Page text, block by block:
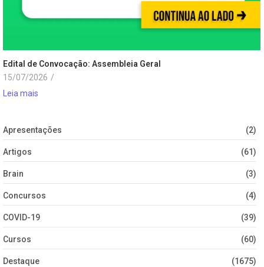
Edital de Convocação: Assembleia Geral
15/07/2026 /
Leia mais
Apresentações (2)
Artigos (61)
Brain (3)
Concursos (4)
COVID-19 (39)
Cursos (60)
Destaque (1675)